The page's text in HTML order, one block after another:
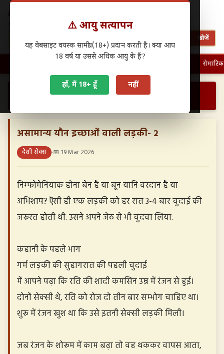
⚠️ आयु सत्यापन
यह वेबसाइट वयस्क सामग्री (18+) प्रदान करती है। क्या आप
18 वर्ष या उससे अधिक आयु के हैं?
हाँ, मैं 18+ हूँ नहीं
Antarwasna.in
Hindi Sex Stories – हिंदी सेक्स कहानियाँ
खोजें
रोमांटिक
देसी सेक्स › असामान्य यौन इच्छाओं वाली लड़की- 2…
असामान्य यौन इच्छाओं वाली लड़की- 2
देसी सेक्स 📅 19 Mar 2026
निम्फोमेनियाक होना बेन है या बून यानि वरदान है या
अभिशाप? ऎसी ही एक लड़की को हर रात 3-4 बार चुदाई की
जरूरत होती थी. उसने अपने जेठ से भी चुदवा लिया.
कहानी के पहले भाग
गर्म लड़की की सुहागरात की पहली चुदाई
में आपने पढ़ा कि रति की शादी कमसिन उम्र में रंजन से हुई।
दोनों सेक्सी थे, रति को रोज दो तीन बार सम्भोग चाहिए था।
शुरू में रंजन खुश था कि उसे इतनी सेक्सी लड़की मिली।
जब रंजन के शोरूम में काम बढ़ा तो वह थककर वापस आता,